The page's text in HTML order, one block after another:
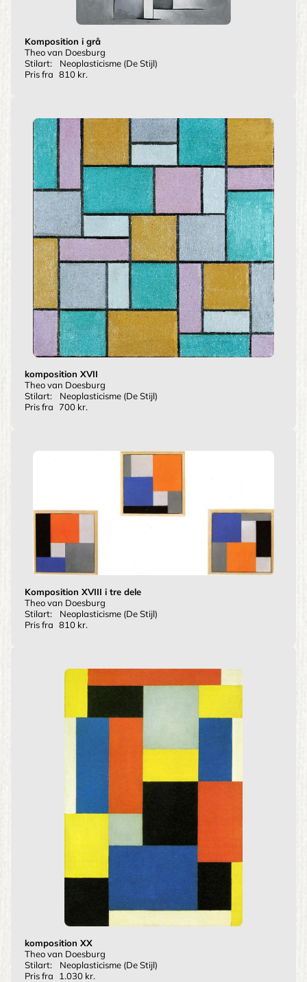
Komposition i grå
Theo van Doesburg
Stilart:
Neoplasticisme (De Stijl)
Pris fra 810 kr.
komposition XVII
Theo van Doesburg
Stilart:
Neoplasticisme (De Stijl)
Pris fra 700 kr.
Komposition XVIII i tre dele
Theo van Doesburg
Stilart:
Neoplasticisme (De Stijl)
Pris fra 810 kr.
komposition XX
Theo van Doesburg
Stilart:
Neoplasticisme (De Stijl)
Pris fra
1.030 kr.